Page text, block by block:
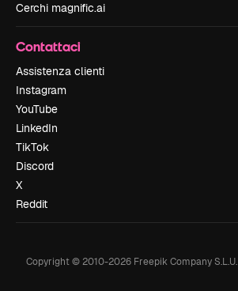
Cerchi magnific.ai
Contattaci
Assistenza clienti
Instagram
YouTube
LinkedIn
TikTok
Discord
X
Reddit
Copyright © 2010-2026Freepik Company S.L.U.